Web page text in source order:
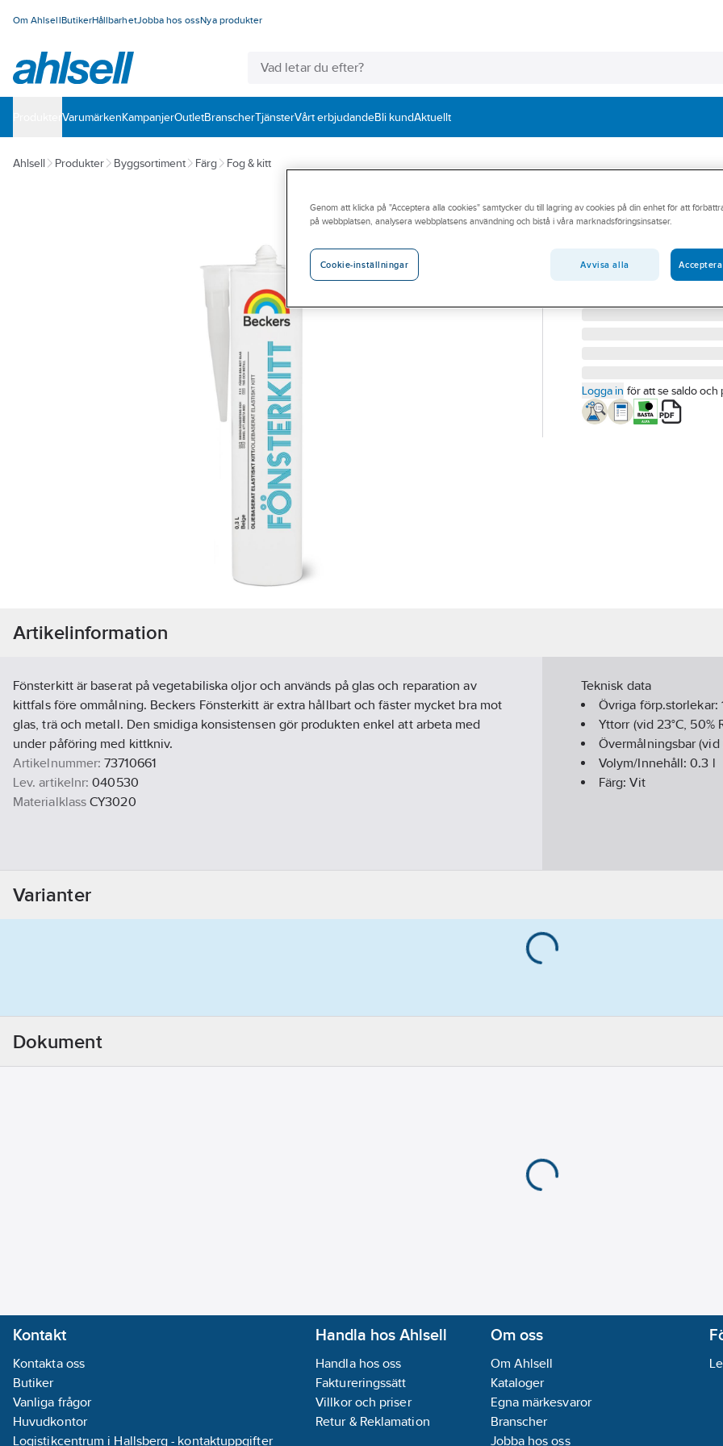
Om AhlsellButikerHållbarhetJobba hos ossNya produkter
VarumärkenKampanjerOutletBranscherTjänsterVårt erbjudandeBli kundAktuellt
Ahlsell Produkter Byggsortiment Färg Fog & kitt
BECKERS
Fönsterkitt
FÖNSTERKITT VIT 0,3L
Artikelnummer:
73710661
040530
Logga in för att se saldo och
Artikelinformation
Fönsterkitt är baserat på vegetabiliska oljor och används på glas och reparation av
kittfals före ommålning. Beckers Fönsterkitt är extra hållbart och fäster mycket bra mot
glas, trä och metall. Den smidiga konsistensen gör produkten enkel att arbeta med
under påföring med kittkniv.
Artikelnummer: 73710661
Lev. artikelnr: 040530
Materialklass CY3020
Teknisk data
Övriga förp.storlekar:
Yttorr (vid 23°C, 50%
Övermålningsbar (vid
Volym/Innehåll:0.3 l
Färg:Vit
Varianter
Dokument
Kontakt
Kontakta oss
Butiker
Vanliga frågor
Huvudkontor
Logistikcentrum i Hallsberg - kontaktuppgifter
Handla hos Ahlsell
Handla hos oss
Faktureringssätt
Villkor och priser
Retur & Reklamation
Om oss
Om Ahlsell
Kataloger
Egna märkesvaror
Branscher
Jobba hos oss
Genom att klicka på "Acceptera alla cookies" samtycker du till lagring av cookies på din enhet för att
på webbplatsen, analysera webbplatsens användning och bistå i våra marknadsföringsinsatser.
Cookie-inställningar Avvisa alla